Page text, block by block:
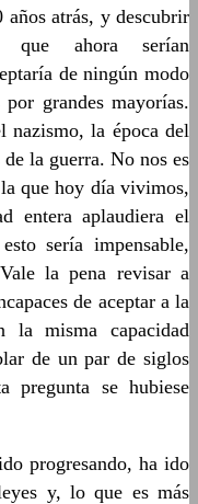
años atrás, y descubrir
que ahora serían
de ningún modo
grandes mayorías.
nazismo, la época del
la guerra. No nos es
que hoy día vivimos,
entera aplaudiera el
sería impensable,
la pena revisar a
de aceptar a la
la misma capacidad
de un par de siglos
pregunta se hubiese
progresando, ha ido
y, lo que es más